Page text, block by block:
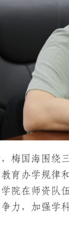
梅国海围绕
育办学规律
院在师资队
力，加强学